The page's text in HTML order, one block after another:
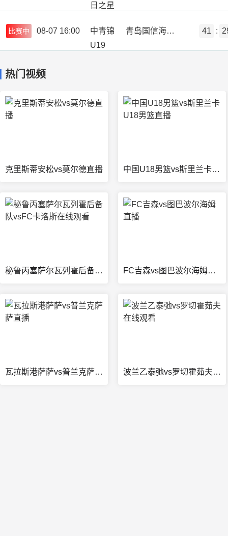
日之星
比赛中 08-07 16:00
中青锦
U19
青岛国信海天U19 41 :
热门视频
克里斯蒂安松vs莫尔德直播 中国U18男篮vs斯里兰卡U18男篮直播
秘鲁丙塞萨尔瓦列霍后备队vsFC卡洛斯在线观看 FC吉森vs图巴波尔海姆直播
瓦拉斯港萨萨vs普兰克萨萨直播 波兰乙泰弛vs罗切霍茹夫在线观看